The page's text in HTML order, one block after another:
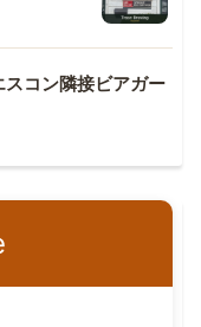
コン隣接ビアガー